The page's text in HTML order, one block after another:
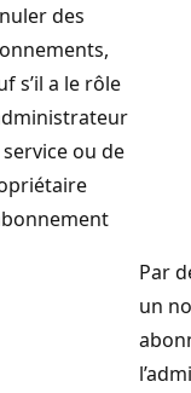
des
s’il a le rôle
ou de
Par
un